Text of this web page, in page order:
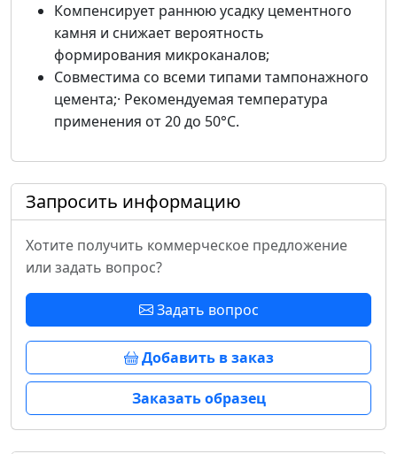
Компенсирует раннюю усадку цементного
камня и снижает вероятность
формирования микроканалов;
Совместима со всеми типами тампонажного
цемента;· Рекомендуемая температура
применения от 20 до 50°С.
Запросить информацию
Хотите получить коммерческое предложение
или задать вопрос?
Задать вопрос
Добавить в заказ
Заказать образец